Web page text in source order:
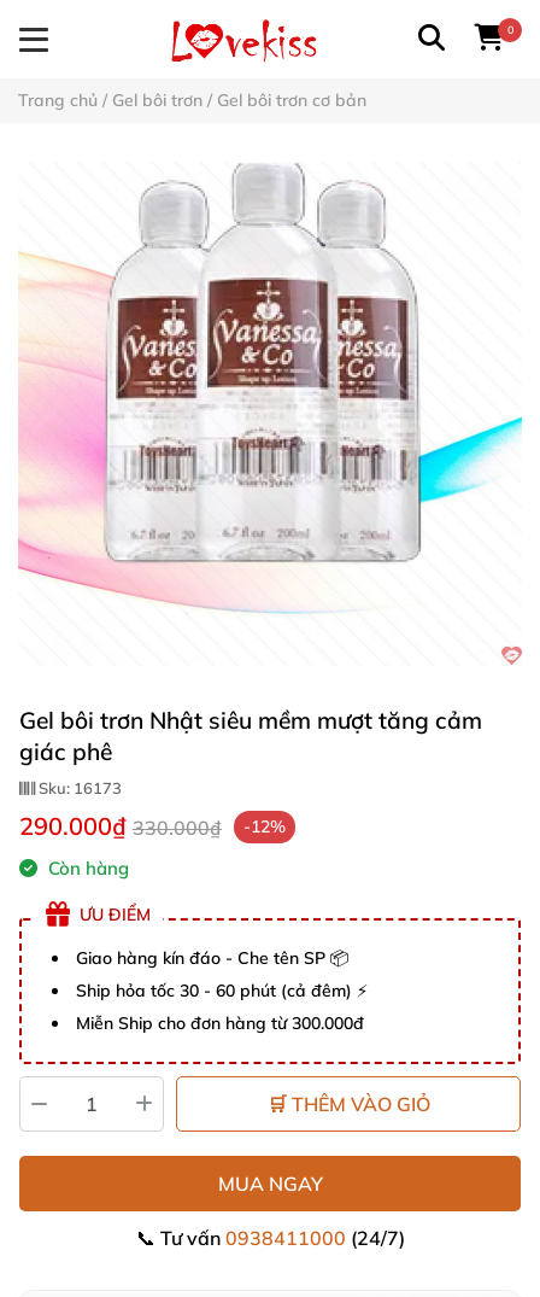
0
Trang chủ / Gel bôi trơn / Gel bôi trơn cơ bản
Gel bôi trơn Nhật siêu mềm mượt tăng cảm
giác phê
Sku: 16173
290.000₫ 330.000₫ -12%
Còn hàng
ƯU ĐIỂM
Giao hàng kín đáo - Che tên SP 📦
Ship hỏa tốc 30 - 60 phút (cả đêm) ⚡
Miễn Ship cho đơn hàng từ 300.000đ
🛒 THÊM VÀO GIỎ
MUA NGAY
📞 Tư vấn 0938411000 (24/7)